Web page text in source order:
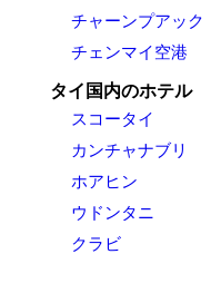
チャーンプアック
チェンマイ空港
タイ国内のホテル
スコータイ
カンチャナブリ
ホアヒン
ウドンタニ
クラビ